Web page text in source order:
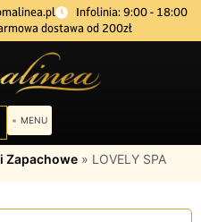
Infolinia: 9:00 - 18:00
dostawa od 200zł
Zapachowe » LOVELY SPA